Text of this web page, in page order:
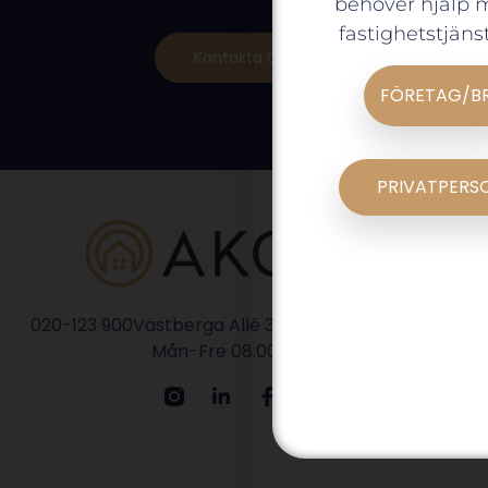
Kontakta Oss
020-123 900Västberga Allé 36 A, Hägersten, 126 30
Mån-Fre 08:00 - 16:30
FÖRETAG/